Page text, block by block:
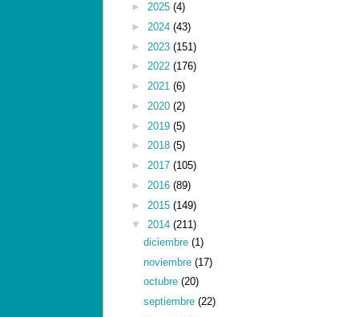
► 2025 (4)
► 2024 (43)
► 2023 (151)
► 2022 (176)
► 2021 (6)
► 2020 (2)
► 2019 (5)
► 2018 (5)
► 2017 (105)
► 2016 (89)
► 2015 (149)
▼ 2014 (211)
diciembre (1)
noviembre (17)
octubre (20)
septiembre (22)